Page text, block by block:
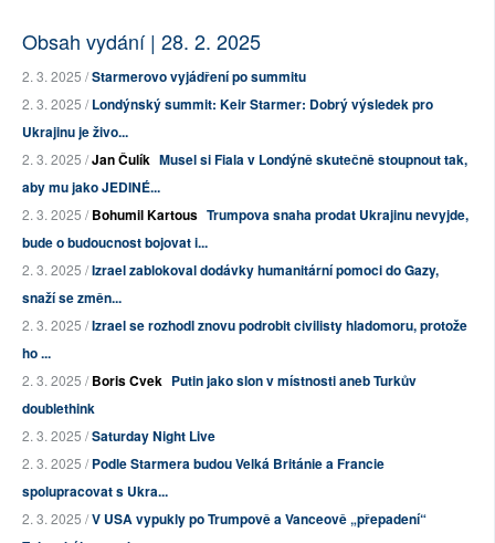
Obsah vydání | 28. 2. 2025
2. 3. 2025 /Starmerovo vyjádření po summitu
2. 3. 2025 /Londýnský summit: Keir Starmer: Dobrý výsledek pro
Ukrajinu je živo...
2. 3. 2025 /Jan Čulík Musel si Fiala v Londýně skutečně stoupnout tak,
aby mu jako JEDINÉ...
2. 3. 2025 /Bohumil Kartous Trumpova snaha prodat Ukrajinu nevyjde,
bude o budoucnost bojovat i...
2. 3. 2025 /Izrael zablokoval dodávky humanitární pomoci do Gazy,
snaží se změn...
2. 3. 2025 /Izrael se rozhodl znovu podrobit civilisty hladomoru, protože
ho ...
2. 3. 2025 /Boris Cvek Putin jako slon v místnosti aneb Turkův
doublethink
2. 3. 2025 /Saturday Night Live
2. 3. 2025 /Podle Starmera budou Velká Británie a Francie
spolupracovat s Ukra...
2. 3. 2025 /V USA vypukly po Trumpově a Vanceově „přepadení“